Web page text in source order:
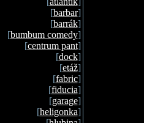
[barbar]
[barrák]
[bumbum comedy]
[centrum pant]
[dock]
[etáž]
[fabric]
[fiducia]
[garage]
[heligonka]